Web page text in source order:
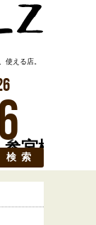
参宮橋
使える店。
検索